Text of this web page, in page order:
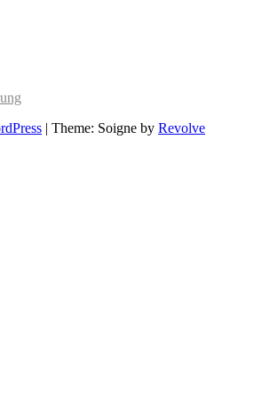
| Theme: Soigne by Revolve